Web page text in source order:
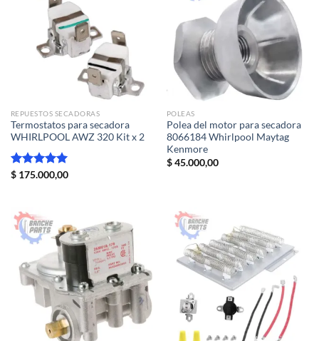
REPUESTOS SECADORAS
Termostatos para secadora
WHIRLPOOL AWZ 320 Kit x 2
Valorado
$175.000,00
POLEAS
Polea del motor para secadora
8066184 Whirlpool Maytag
Kenmore
$45.000,00